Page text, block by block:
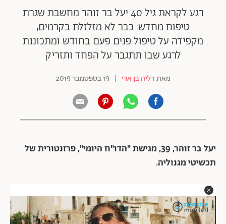
רגע לקראת גיל 40 יעל בר זוהר מחשבת שגרת
טיפוח מחדש: כבר לא מזלזלת בקרמים,
מקפידה על טיפול פנים פעם בחודש ומתכוננת
לרגע שבו תתגבר על הפחד ותזריק
מאתדליה בן ארי | 19 בספטמבר 2019
יעל בר זוהר, 39, מגישת "הדו"ח היומי", פרזנטורית של
תכשיטי מגנוליה.